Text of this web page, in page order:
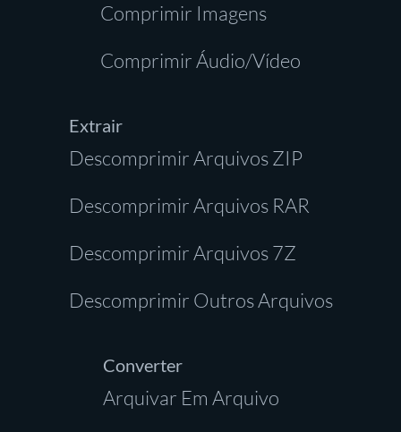
Comprimir Imagens
Comprimir Áudio/Vídeo
Extrair
Descomprimir Arquivos ZIP
Descomprimir Arquivos RAR
Descomprimir Arquivos 7Z
Descomprimir Outros Arquivos
Converter
Arquivar Em Arquivo